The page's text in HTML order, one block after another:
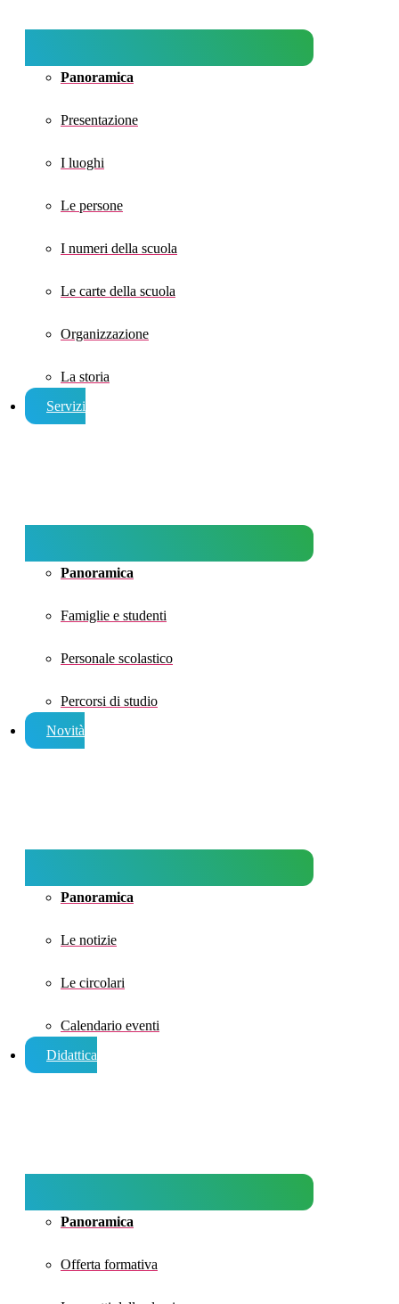
Panoramica
Presentazione
I luoghi
Le persone
I numeri della scuola
Le carte della scuola
Organizzazione
La storia
Servizi
Panoramica
Famiglie e studenti
Personale scolastico
Percorsi di studio
Novità
Panoramica
Le notizie
Le circolari
Calendario eventi
Didattica
Panoramica
Offerta formativa